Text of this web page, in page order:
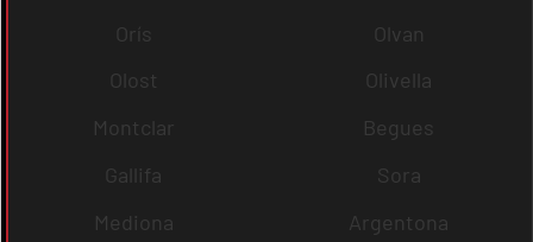
Orís
Olvan
Olost
Olivella
Montclar
Begues
Gallifa
Sora
Mediona
Argentona